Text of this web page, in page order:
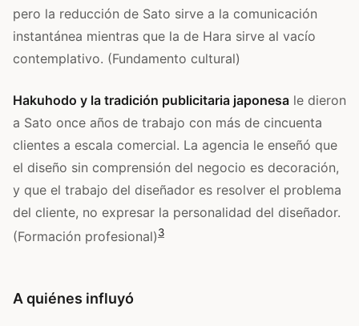
pero la reducción de Sato sirve a la comunicación
instantánea mientras que la de Hara sirve al vacío
contemplativo. (Fundamento cultural)
Hakuhodo y la tradición publicitaria japonesa le dieron
a Sato once años de trabajo con más de cincuenta
clientes a escala comercial. La agencia le enseñó que
el diseño sin comprensión del negocio es decoración,
y que el trabajo del diseñador es resolver el problema
del cliente, no expresar la personalidad del diseñador.
(Formación profesional)3
A quiénes influyó